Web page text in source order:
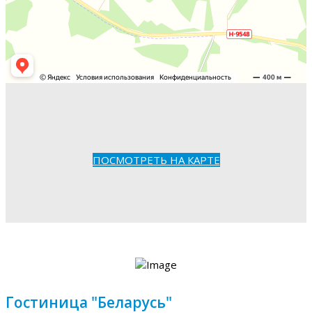
ПОСМОТРЕТЬ НА КАРТЕ
Гостиница "Беларусь"